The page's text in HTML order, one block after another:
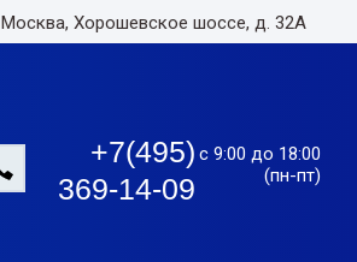
Москва, Хорошевское шоссе, д. 32А
+7(495)
369-14-09
с 9:00 до 18:00
(пн-пт)